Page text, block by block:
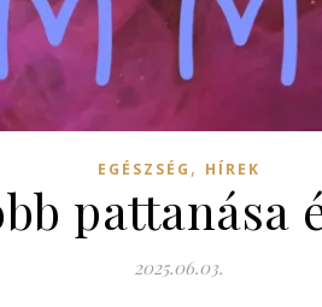
EGÉSZSÉG , HÍREK
pattanása
2025.06.03.